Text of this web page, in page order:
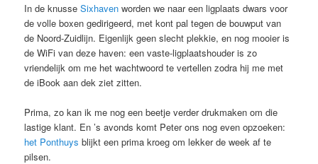
In de knusseSixhaven worden we naar een ligplaats dwars voor
de volle boxen gedirigeerd, met kont pal tegen de bouwput van
de Noord-Zuidlijn. Eigenlijk geen slecht plekkie, en nog mooier is
de WiFi van deze haven: een vaste-ligplaatshouder is zo
vriendelijk om me het wachtwoord te vertellen zodra hij me met
de iBook aan dek ziet zitten.
Prima, zo kan ik me nog een beetje verder drukmaken om die
lastige klant. En ’s avonds komt Peter ons nog even opzoeken:
het Ponthuys blijkt een prima kroeg om lekker de week af te
pilsen.